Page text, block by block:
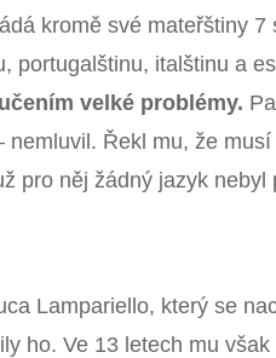
kromě své mateřštiny 7
portugalštinu, italštinu a
učením velké problémy.
Řekl mu, že
pro něj žádný jazyk nebyl
Lampariello, který se
ho. Ve 13 letech mu